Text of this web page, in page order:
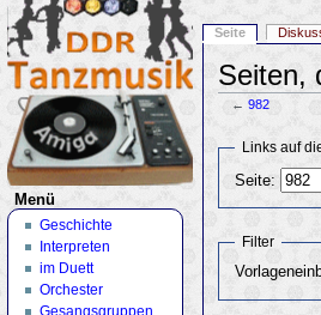
Seiten,
← 982
Links auf
Seite:
Filter
Seite
Menü
Geschichte
Interpreten
im Duett
Orchester
Gesangsgruppen